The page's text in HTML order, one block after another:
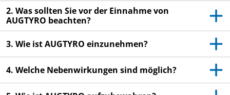
Wenn Sie weitere Fragen haben, wenden Sie sich
an Ihren Arzt, Apotheker oder das medizinische
verschrieben. Geben Sie es nicht an Dritte weiter.
Es kann anderen Menschen schaden, auch wenn
diese die gleichen Beschwerden haben wie Sie.
2. Was sollten Sie vor der Einnahme von
AUGTYRO beachten?
3. Wie ist AUGTYRO einzunehmen?
4. Welche Nebenwirkungen sind möglich?